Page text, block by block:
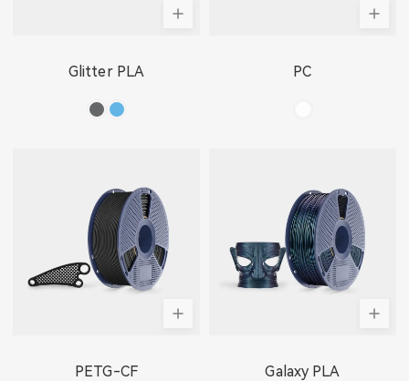
Glitter PLA PC
PETG-CF Galaxy PLA